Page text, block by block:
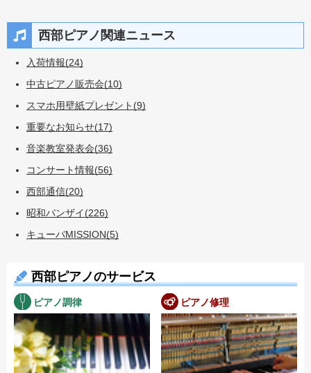
西部ピアノ関連ニュース
入荷情報(24)
中古ピアノ販売会(10)
スマホ用壁紙プレゼント(9)
重要なお知らせ(17)
音楽教室発表会(36)
コンサート情報(56)
西部通信(20)
昭和バンザイ(226)
キューバMISSION(5)
西部ピアノのサービス
ピアノ調律 ピアノ修理